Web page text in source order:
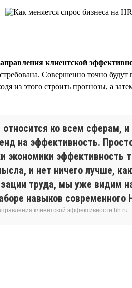
клиентской
Совершенно точно
из этого строить прогнозы, а
ко всем сферам,
на эффективность.
экономики
и нет ничего лучше,
труда, мы уже видим
навыков современного
клиентской эффективности hh.ru